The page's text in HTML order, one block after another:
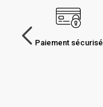
Paiement sécurisé